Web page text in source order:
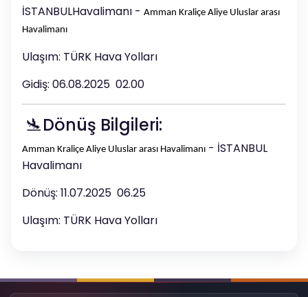
İSTANBULHavalimanı - Amman Kraliçe Aliye Uluslar arası
Havalimanı
Ulaşım: TÜRK Hava Yolları
Gidiş: 06.08.2025 02.00
🛬Dönüş Bilgileri:
Amman Kraliçe Aliye Uluslar arası Havalimanı - İSTANBUL
Havalimanı
Dönüş: 11.07.2025 06.25
Ulaşım: TÜRK Hava Yolları